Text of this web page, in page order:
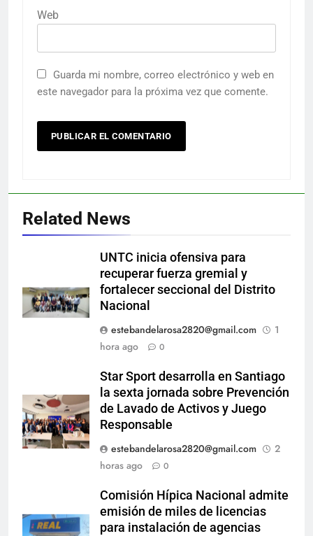
Web
Guarda mi nombre, correo electrónico y web en
este navegador para la próxima vez que comente.
Related News
UNTC inicia ofensiva para
recuperar fuerza gremial y
fortalecer seccional del Distrito
Nacional
estebandelarosa2820@gmail.com
1
hora ago
0
Star Sport desarrolla en Santiago
la sexta jornada sobre Prevención
de Lavado de Activos y Juego
Responsable
estebandelarosa2820@gmail.com
2
horas ago
0
Comisión Hípica Nacional admite
emisión de miles de licencias
para instalación de agencias